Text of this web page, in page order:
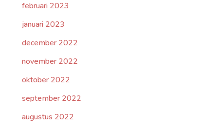
februari 2023
januari 2023
december 2022
november 2022
oktober 2022
september 2022
augustus 2022